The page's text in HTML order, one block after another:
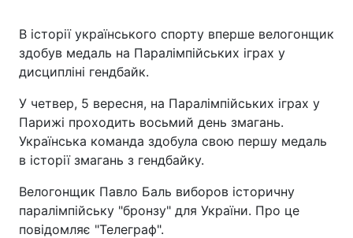
В історії українського спорту вперше велогонщик
здобув медаль на Паралімпійських іграх у
дисципліні гендбайк.
У четвер, 5 вересня, на Паралімпійських іграх у
Парижі проходить восьмий день змагань.
Українська команда здобула свою першу медаль
в історії змагань з гендбайку.
Велогонщик Павло Баль виборов історичну
паралімпійську "бронзу" для України. Про це
повідомляє "Телеграф".